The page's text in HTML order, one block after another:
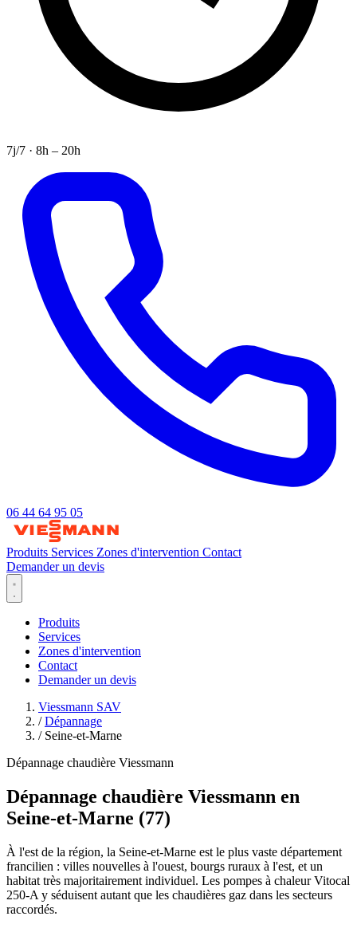
7j/7 · 8h – 20h
06 44 64 95 05
Produits Services Zones d'intervention Contact
Demander un devis
Produits
Services
Zones d'intervention
Contact
Demander un devis
Viessmann SAV
/ Dépannage
/ Seine-et-Marne
Dépannage chaudière Viessmann
Dépannage chaudière Viessmann en
Seine-et-Marne (77)
À l'est de la région, la Seine-et-Marne est le plus vaste département
francilien : villes nouvelles à l'ouest, bourgs ruraux à l'est, et un
habitat très majoritairement individuel. Les pompes à chaleur Vitocal
250-A y séduisent autant que les chaudières gaz dans les secteurs
raccordés.